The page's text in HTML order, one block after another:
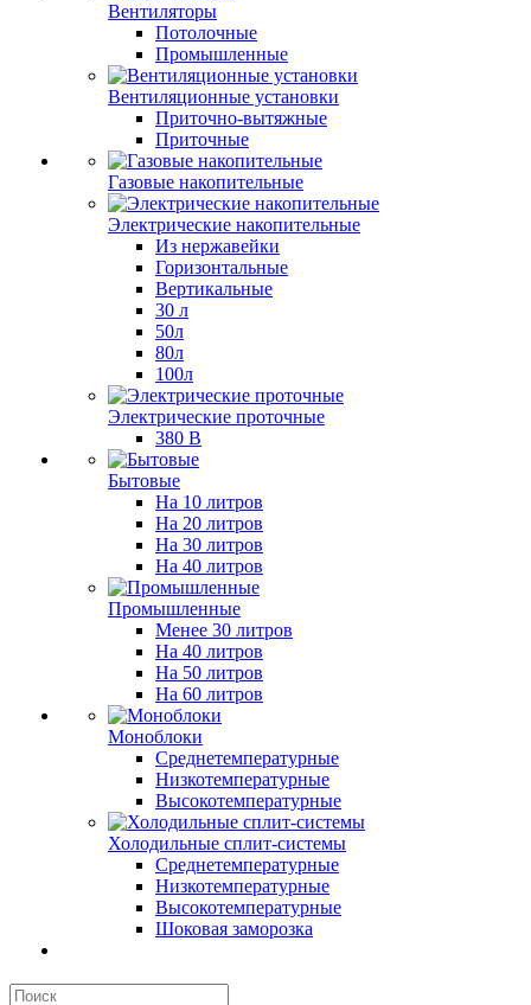
Вентиляторы
Потолочные
Промышленные
Вентиляционные установки
Приточно-вытяжные
Приточные
Газовые накопительные
Электрические накопительные
Из нержавейки
Горизонтальные
Вертикальные
30 л
50л
80л
100л
Электрические проточные
380 В
Бытовые
На 10 литров
На 20 литров
На 30 литров
На 40 литров
Промышленные
Менее 30 литров
На 40 литров
На 50 литров
На 60 литров
Моноблоки
Среднетемпературные
Низкотемпературные
Высокотемпературные
Холодильные сплит-системы
Среднетемпературные
Низкотемпературные
Высокотемпературные
Шоковая заморозка